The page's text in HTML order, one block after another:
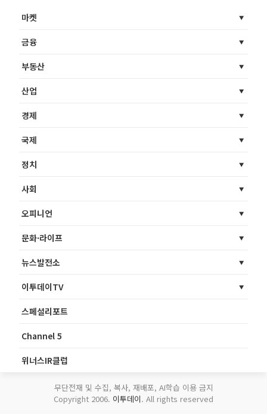
마켓
금융
부동산
산업
경제
국제
정치
사회
오피니언
문화·라이프
뉴스발전소
이투데이TV
스페셜리포트
Channel 5
위너스IR클럽
무단전재 및 수집, 복사, 재배포, AI학습 이용 금지
Copyright 2006. 이투데이. All rights reserved